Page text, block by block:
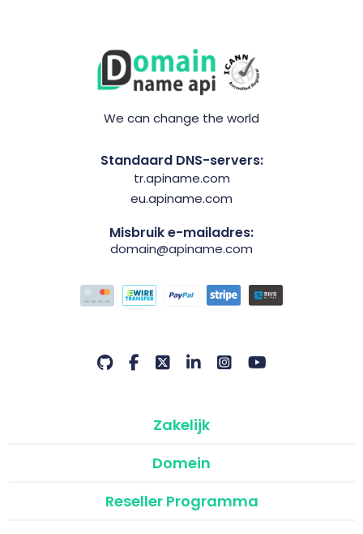
We can change the world
Standaard DNS-servers:
tr.apiname.com
eu.apiname.com
Misbruik e-mailadres:
domain@apiname.com
Zakelijk
Domein
Reseller Programma